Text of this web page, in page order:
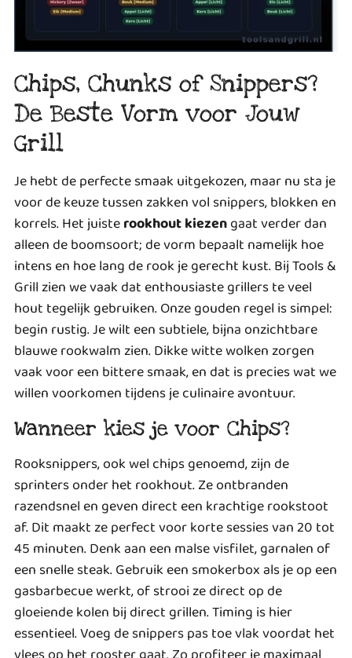
Chips, Chunks of Snippers?
De Beste Vorm voor Jouw
Grill
Je hebt de perfecte smaak uitgekozen, maar nu sta je
voor de keuze tussen zakken vol snippers, blokken en
korrels. Het juisterookhout kiezengaat verder dan
alleen de boomsoort; de vorm bepaalt namelijk hoe
intens en hoe lang de rook je gerecht kust. Bij Tools &
Grill zien we vaak dat enthousiaste grillers te veel
hout tegelijk gebruiken. Onze gouden regel is simpel:
begin rustig. Je wilt een subtiele, bijna onzichtbare
blauwe rookwalm zien. Dikke witte wolken zorgen
vaak voor een bittere smaak, en dat is precies wat we
willen voorkomen tijdens je culinaire avontuur.
Wanneer kies je voor Chips?
Rooksnippers, ook wel chips genoemd, zijn de
sprinters onder het rookhout. Ze ontbranden
razendsnel en geven direct een krachtige rookstoot
af. Dit maakt ze perfect voor korte sessies van 20 tot
45 minuten. Denk aan een malse visfilet, garnalen of
een snelle steak. Gebruik een smokerbox als je op een
gasbarbecue werkt, of strooi ze direct op de
gloeiende kolen bij direct grillen. Timing is hier
essentieel. Voeg de snippers pas toe vlak voordat het